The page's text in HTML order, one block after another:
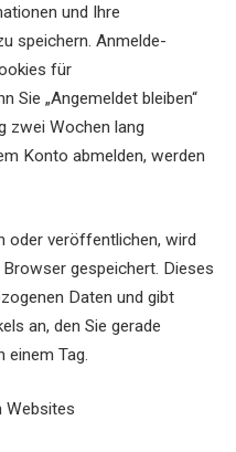
und Ihre
speichern. Anmelde-
für
Sie „Angemeldet bleiben“
zwei Wochen lang
Konto abmelden, werden
oder veröffentlichen, wird
gespeichert. Dieses
Daten und gibt
an, den Sie gerade
einem Tag.
Websites